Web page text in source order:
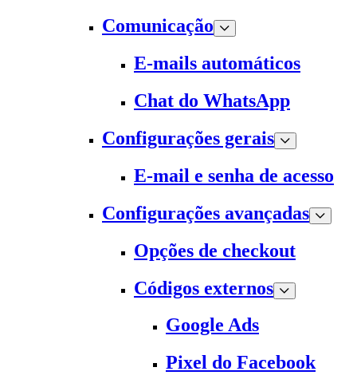
Comunicação
E-mails automáticos
Chat do WhatsApp
Configurações gerais
E-mail e senha de acesso
Configurações avançadas
Opções de checkout
Códigos externos
Google Ads
Pixel do Facebook